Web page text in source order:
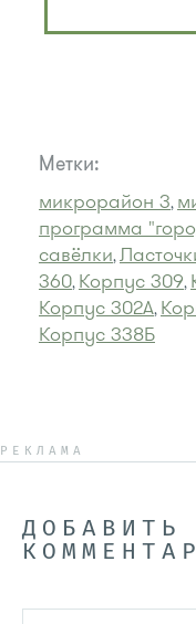
Метки:
микрорайон 3,
программа
савёлки,
360, Корпус 309,
Корпус 302А,
Корпус 338Б
РЕКЛАМА
ДОБАВИТЬ